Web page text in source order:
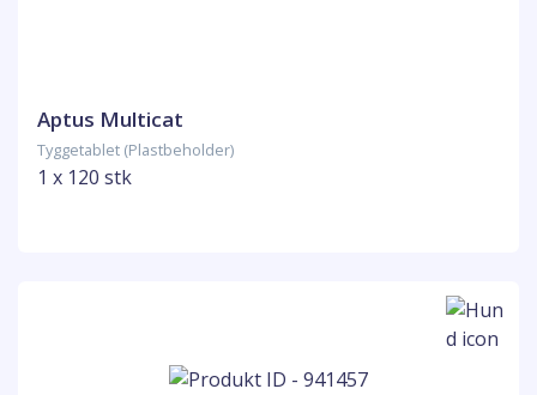
Aptus Multicat
Tyggetablet (Plastbeholder)
1 x 120 stk